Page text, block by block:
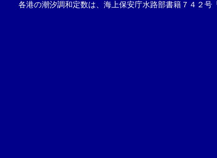
各港の潮汐調和定数は、海上保安庁水路部書籍７４２